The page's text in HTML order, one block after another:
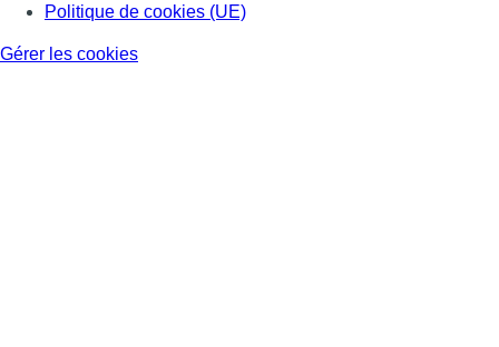
Politique de cookies (UE)
Gérer les cookies